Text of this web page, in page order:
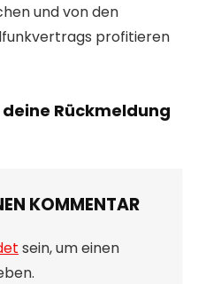
und von den
profitieren
Rückmeldung
KOMMENTAR
sein, um einen